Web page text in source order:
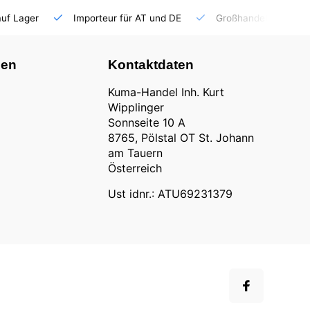
Lager Importeur für AT und DE Großhandel
Kontaktdaten
Kuma-Handel Inh. Kurt
Wipplinger
Sonnseite 10 A
8765, Pölstal OT St. Johann
am Tauern
Österreich
Ust idnr.: ATU69231379